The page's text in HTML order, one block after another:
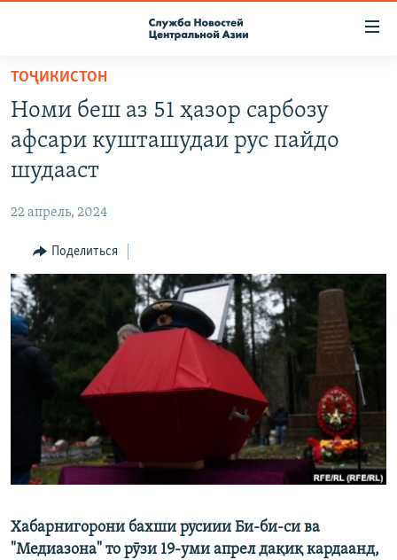
Вернуться
основному
содержанию
Вернутся
главной
навигации
Вернутся
поиску
О ПРОЕКТЕ
ПОДПИСКА
КОНТАКТЫ
НАСТОЯЩЕЕ ВРЕМЯ
МИГРАНТ МЕДИА
ТОҶИКИСТОН
Номи беш аз 51 ҳазор сарбозу
афсари кушташудаи рус пайдо
шудааст
22 апрель, 2024
Поделиться
Хабарнигорони бахши русиии Би-би-си ва
"Медиазона" то рӯзи 19-уми апрел дақиқ кардаанд,